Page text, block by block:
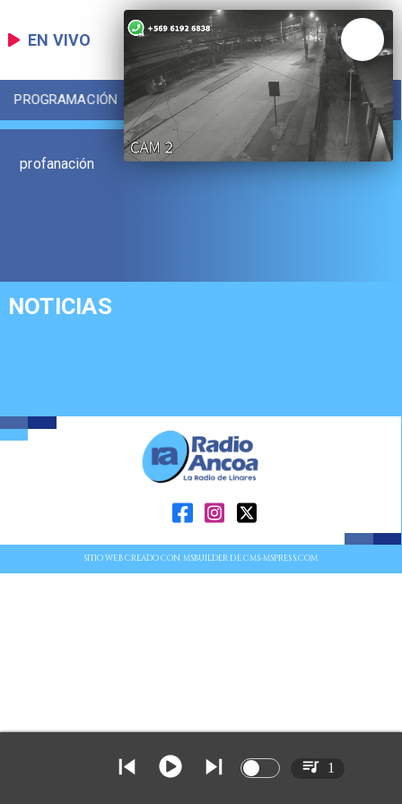
EN VIVO
PROGRAMACIÓN LOCAL DEPORTES
profanación
NOTICIAS
SITIO WEB CREADO CON MSBUILDER DE CMS-MSPRESS.COM
1